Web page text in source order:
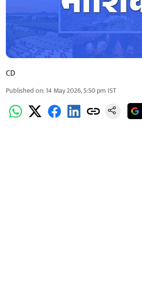
CD
Published on:14 May 2026, 5:50 pm IST